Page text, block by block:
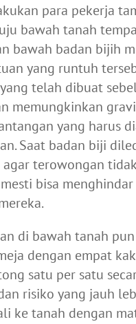
para pekerja
bawah tanah
bawah badan bijih
yang runtuh
telah dibuat
memungkinkan
yang harus
Saat badan biji
agar terowongan
bisa
di bawah tanah
dengan empat
satu per satu
risiko yang jauh
ke tanah dengan